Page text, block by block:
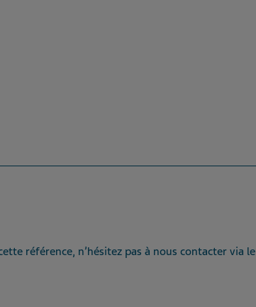
référence, n’hésitez pas à nous contacter via le